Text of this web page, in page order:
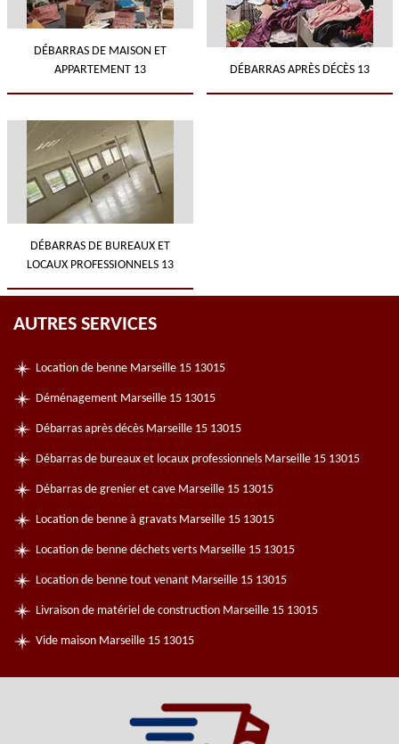
DÉBARRAS DE MAISON ET
APPARTEMENT 13
DÉBARRAS APRÈS DÉCÈS 13
DÉBARRAS DE BUREAUX ET
LOCAUX PROFESSIONNELS 13
AUTRES SERVICES
Location de benne Marseille 15 13015
Déménagement Marseille 15 13015
Débarras après décès Marseille 15 13015
Débarras de bureaux et locaux professionnels Marseille 15 13015
Débarras de grenier et cave Marseille 15 13015
Location de benne à gravats Marseille 15 13015
Location de benne déchets verts Marseille 15 13015
Location de benne tout venant Marseille 15 13015
Livraison de matériel de construction Marseille 15 13015
Vide maison Marseille 15 13015